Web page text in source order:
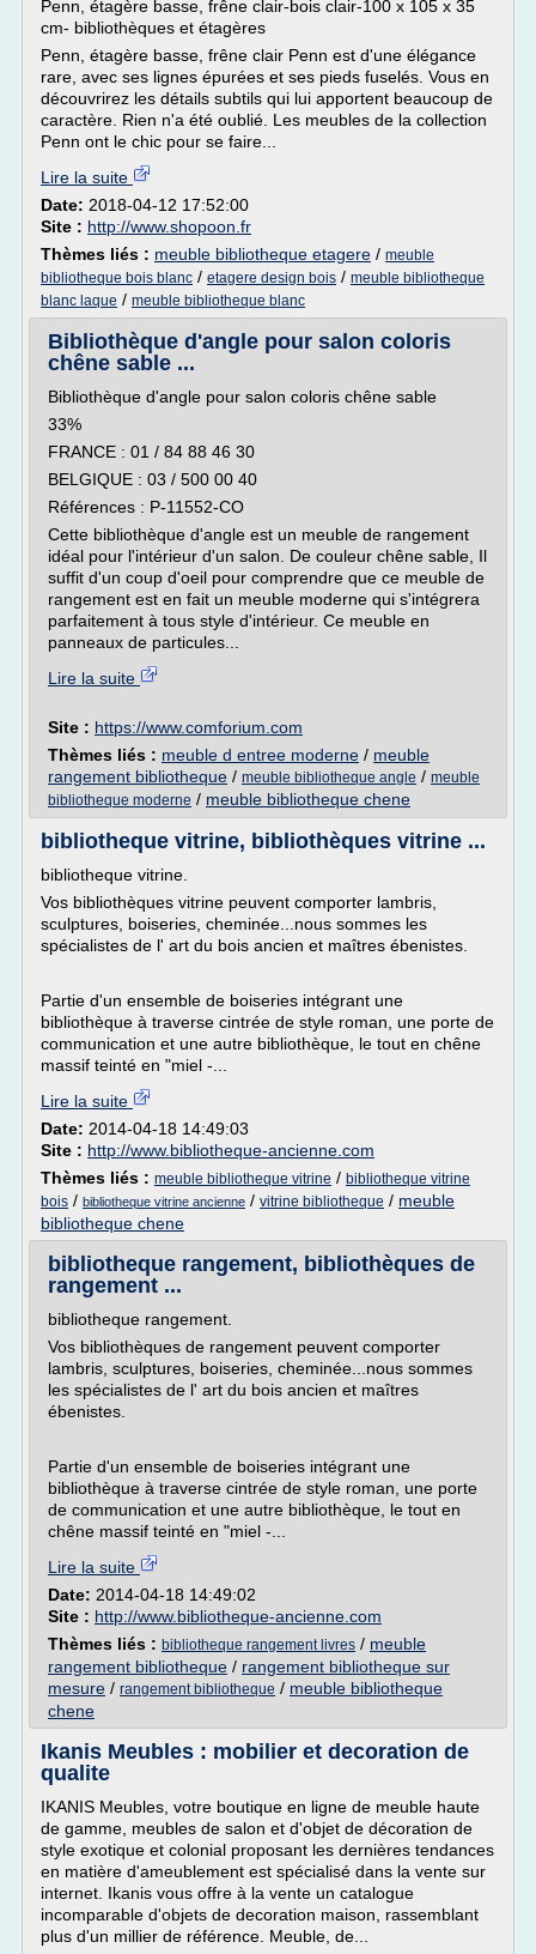
Penn, étagère basse, frêne clair-bois clair-100 x 105 x 35
cm- bibliothèques et étagères
Penn, étagère basse, frêne clair Penn est d'une élégance
rare, avec ses lignes épurées et ses pieds fuselés. Vous en
découvrirez les détails subtils qui lui apportent beaucoup de
caractère. Rien n'a été oublié. Les meubles de la collection
Penn ont le chic pour se faire...
Lire la suite
Date: 2018-04-12 17:52:00
Site : http://www.shopoon.fr
Thèmes liés : meuble bibliotheque etagere / meuble
bibliotheque bois blanc / etagere design bois / meuble bibliotheque
blanc laque / meuble bibliotheque blanc
Bibliothèque d'angle pour salon coloris
chêne sable ...
Bibliothèque d'angle pour salon coloris chêne sable
33%
FRANCE : 01 / 84 88 46 30
BELGIQUE : 03 / 500 00 40
Références : P-11552-CO
Cette bibliothèque d'angle est un meuble de rangement
idéal pour l'intérieur d'un salon. De couleur chêne sable, Il
suffit d'un coup d'oeil pour comprendre que ce meuble de
rangement est en fait un meuble moderne qui s'intégrera
parfaitement à tous style d'intérieur. Ce meuble en
panneaux de particules...
Lire la suite
Site : https://www.comforium.com
Thèmes liés : meuble d entree moderne / meuble
rangement bibliotheque / meuble bibliotheque angle / meuble
bibliotheque moderne / meuble bibliotheque chene
bibliotheque vitrine, bibliothèques vitrine ...
bibliotheque vitrine.
Vos bibliothèques vitrine peuvent comporter lambris,
sculptures, boiseries, cheminée...nous sommes les
spécialistes de l' art du bois ancien et maîtres ébenistes.
Partie d'un ensemble de boiseries intégrant une
bibliothèque à traverse cintrée de style roman, une porte de
communication et une autre bibliothèque, le tout en chêne
massif teinté en "miel -...
Lire la suite
Date: 2014-04-18 14:49:03
Site : http://www.bibliotheque-ancienne.com
Thèmes liés : meuble bibliotheque vitrine / bibliotheque vitrine
bois / bibliotheque vitrine ancienne / vitrine bibliotheque / meuble
bibliotheque chene
bibliotheque rangement, bibliothèques de
rangement ...
bibliotheque rangement.
Vos bibliothèques de rangement peuvent comporter
lambris, sculptures, boiseries, cheminée...nous sommes
les spécialistes de l' art du bois ancien et maîtres
ébenistes.
Partie d'un ensemble de boiseries intégrant une
bibliothèque à traverse cintrée de style roman, une porte
de communication et une autre bibliothèque, le tout en
chêne massif teinté en "miel -...
Lire la suite
Date: 2014-04-18 14:49:02
Site : http://www.bibliotheque-ancienne.com
Thèmes liés : bibliotheque rangement livres / meuble
rangement bibliotheque / rangement bibliotheque sur
mesure / rangement bibliotheque / meuble bibliotheque
chene
Ikanis Meubles : mobilier et decoration de
qualite
IKANIS Meubles, votre boutique en ligne de meuble haute
de gamme, meubles de salon et d'objet de décoration de
style exotique et colonial proposant les dernières tendances
en matière d'ameublement est spécialisé dans la vente sur
internet. Ikanis vous offre à la vente un catalogue
incomparable d'objets de decoration maison, rassemblant
plus d'un millier de référence. Meuble, de...